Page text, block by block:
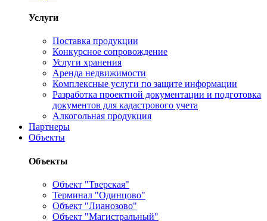
Услуги
Поставка продукции
Конкурсное сопровождение
Услуги хранения
Аренда недвижимости
Комплексные услуги по защите информации
Разработка проектной документации и подготовка
документов для кадастрового учета
Алкогольная продукция
Партнеры
Объекты
Объекты
Объект "Тверская"
Терминал "Одинцово"
Объект "Лианозово"
Объект "Магистральный"